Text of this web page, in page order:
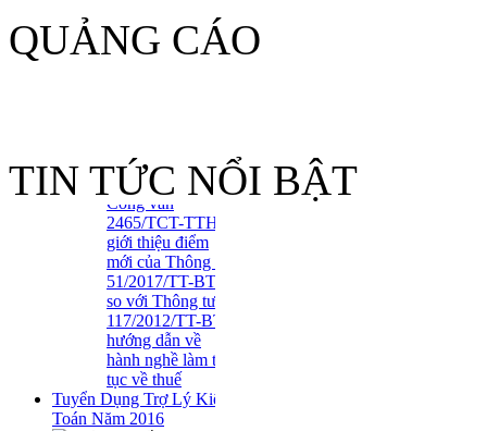
QUẢNG CÁO
TIN TỨC NỔI BẬT
2465/TCT-TTHT
giới thiệu điểm
mới của Thông tư
51/2017/TT-BTC
so với Thông tư
117/2012/TT-BTC
hướng dẫn về
hành nghề làm thủ
tục về thuế
Tuyển Dụng Trợ Lý Kiểm
Toán Năm 2016